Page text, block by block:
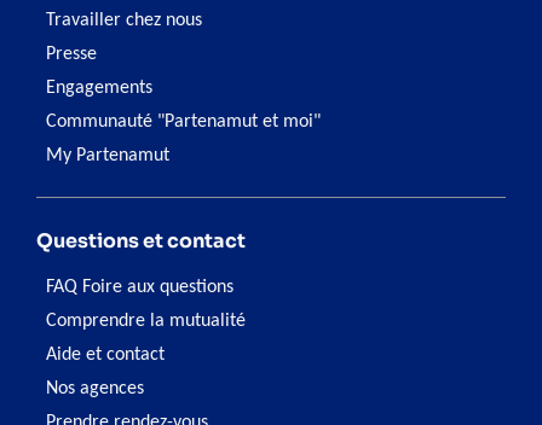
Travailler chez nous
Presse
Engagements
Communauté "Partenamut et moi"
My Partenamut
Questions et contact
FAQ Foire aux questions
Comprendre la mutualité
Aide et contact
Nos agences